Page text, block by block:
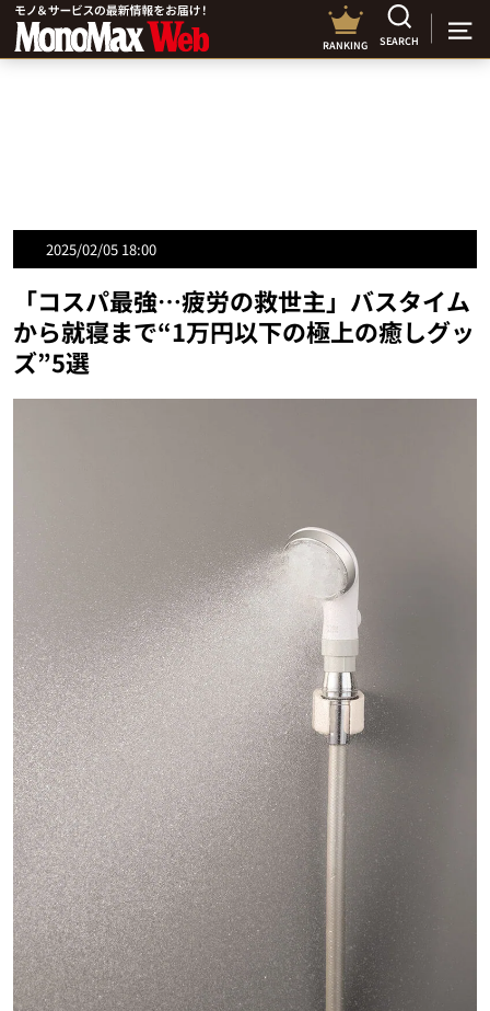
RANKING SEARCH
2025/02/05 18:00
「コスパ最強…疲労の救世主」バスタイム
から就寝まで“1万円以下の極上の癒しグッ
ズ”5選